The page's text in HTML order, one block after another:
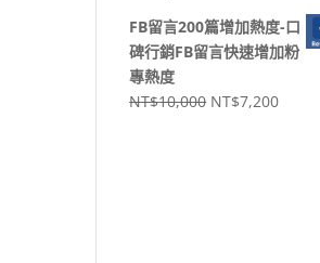
價
格：
價
格：
FB留言200篇增加熱度-口
碑行銷FB留言快速增加粉
專熱度
NT$10,000 原
NT$7,200目